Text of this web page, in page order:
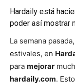
Hardaily está
poder así mostrar
La semana
estivales, en
para mejorar
hardaily.com.